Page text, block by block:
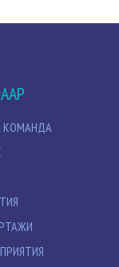
КОМАНДА